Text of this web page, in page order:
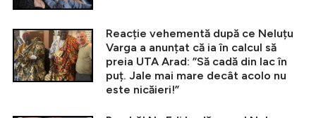
Reacție vehementă după ce Neluțu
Varga a anunțat că ia în calcul să
preia UTA Arad: ”Să cadă din lac în
puț. Jale mai mare decât acolo nu
este nicăieri!”